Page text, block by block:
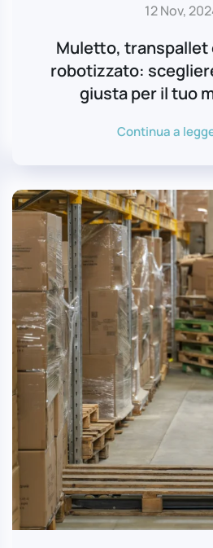
12 Nov,
Muletto, transpallet
robotizzato:
giusta per il tuo
Continua a